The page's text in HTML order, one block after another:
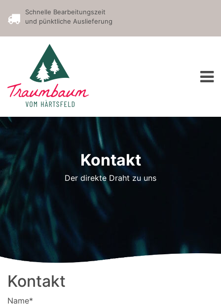
Schnelle Bearbeitungszeit
und pünktliche Auslieferung
Kontakt
Der direkte Draht zu uns
Kontakt
Pflichtfeld
Name*